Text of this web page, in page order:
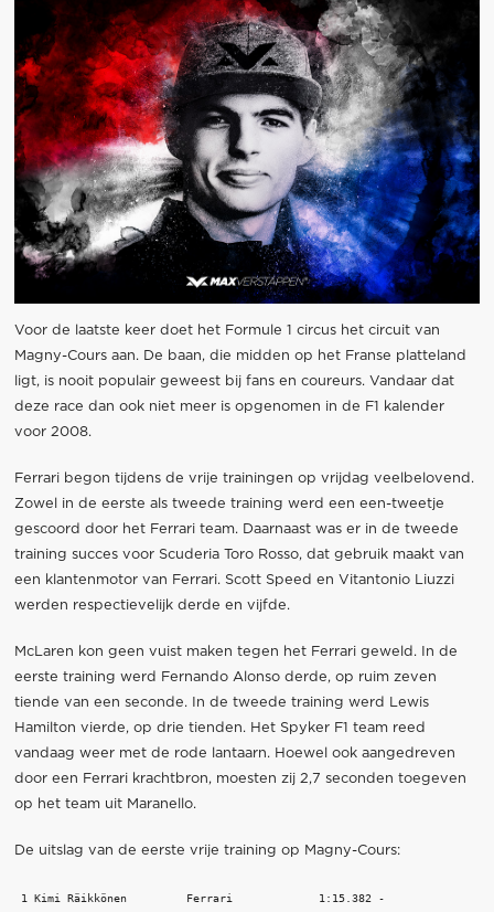
Voor de laatste keer doet het Formule 1 circus het circuit van
Magny-Cours aan. De baan, die midden op het Franse platteland
ligt, is nooit populair geweest bij fans en coureurs. Vandaar dat
deze race dan ook niet meer is opgenomen in de F1 kalender
voor 2008.
Ferrari begon tijdens de vrije trainingen op vrijdag veelbelovend.
Zowel in de eerste als tweede training werd een een-tweetje
gescoord door het Ferrari team. Daarnaast was er in de tweede
training succes voor Scuderia Toro Rosso, dat gebruik maakt van
een klantenmotor van Ferrari. Scott Speed en Vitantonio Liuzzi
werden respectievelijk derde en vijfde.
McLaren kon geen vuist maken tegen het Ferrari geweld. In de
eerste training werd Fernando Alonso derde, op ruim zeven
tiende van een seconde. In de tweede training werd Lewis
Hamilton vierde, op drie tienden. Het Spyker F1 team reed
vandaag weer met de rode lantaarn. Hoewel ook aangedreven
door een Ferrari krachtbron, moesten zij 2,7 seconden toegeven
op het team uit Maranello.
De uitslag van de eerste vrije training op Magny-Cours:
1 Kimi Räikkönen         Ferrari             1:15.382 -